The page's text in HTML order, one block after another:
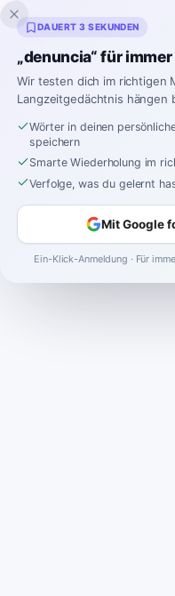
Inklingo
DAUERT 3 SEKUNDEN
„denuncia“ für
Wir testen dich im richtigen
Langzeitgedächtnis hängen
Wörter in deinen
speichern
Smarte Wiederholung im
Verfolge, was du gelernt
Mit Google
Ein-Klick-Anmeldung · Für